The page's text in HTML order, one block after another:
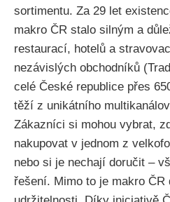
sortimentu. Za 29 let
makro ČR stalo silným a
restaurací, hotelů a
nezávislých obchodníků
celé České republice přes
těží z unikátního
Zákazníci si mohou vybrat,
nakupovat v jednom z
nebo si je nechají doručit –
řešení. Mimo to je makro ČR